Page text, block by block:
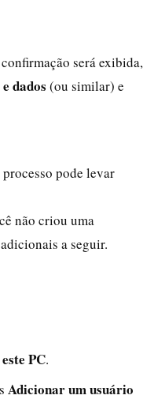
será exibida,
dados (ou similar) e
pode levar
não criou uma
a seguir.
PC.
Adicionar um usuário